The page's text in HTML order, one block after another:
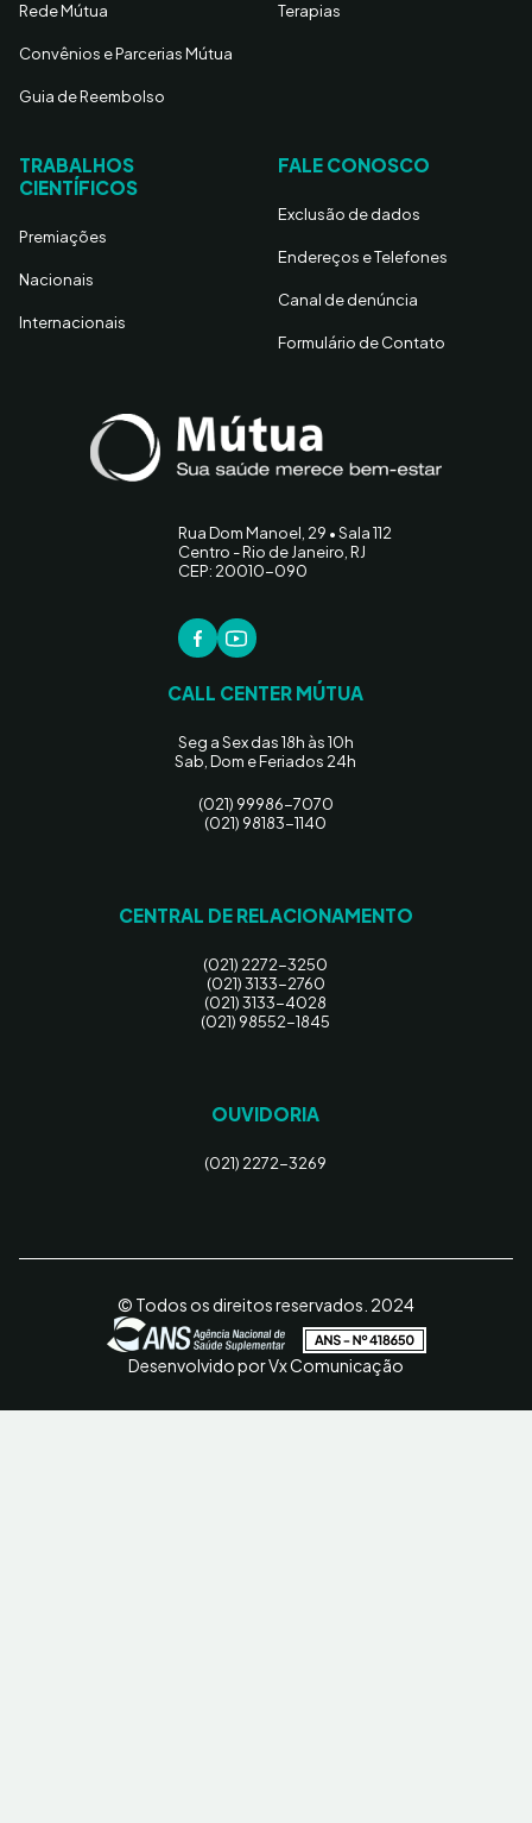
Rede Mútua
Convênios e Parcerias Mútua
Guia de Reembolso
Terapias
TRABALHOS
CIENTÍFICOS
Premiações
Nacionais
Internacionais
FALE CONOSCO
Exclusão de dados
Endereços e Telefones
Canal de denúncia
Formulário de Contato
Rua Dom Manoel, 29 • Sala 112
Centro - Rio de Janeiro, RJ
CEP: 20010-090
CALL CENTER MÚTUA
Seg a Sex das 18h às 10h
Sab, Dom e Feriados 24h
(021) 99986-7070
(021) 98183-1140
CENTRAL DE RELACIONAMENTO
(021) 2272-3250
(021) 3133-2760
(021) 3133-4028
(021) 98552-1845
OUVIDORIA
(021) 2272-3269
© Todos os direitos reservados. 2024
Desenvolvido por Vx Comunicação